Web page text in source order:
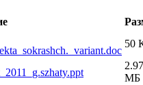
50
2.97
МБ